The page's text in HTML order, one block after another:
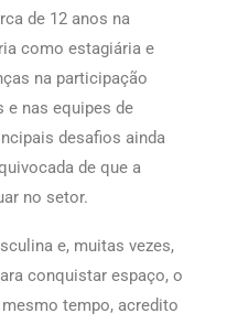
de 12 anos na
como estagiária e
na participação
e nas equipes de
desafios ainda
de que a
no setor.
e, muitas vezes,
conquistar espaço, o
tempo, acredito